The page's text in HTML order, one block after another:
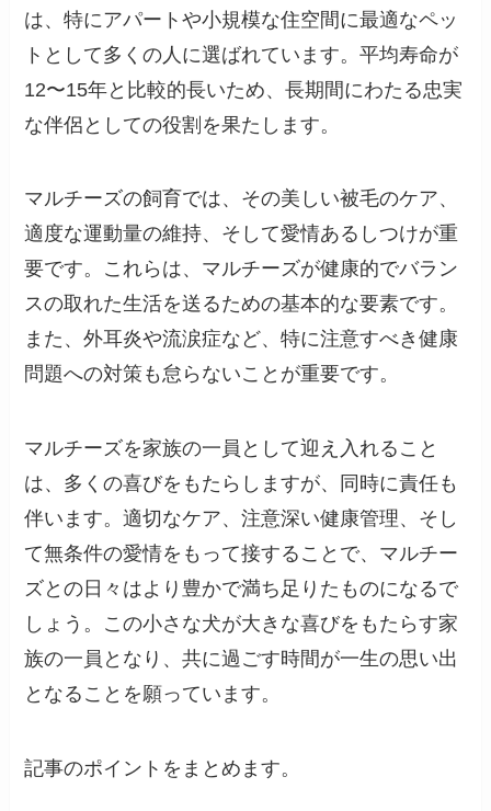
は、特にアパートや小規模な住空間に最適なペッ
トとして多くの人に選ばれています。平均寿命が
12〜15年と比較的長いため、長期間にわたる忠実
な伴侶としての役割を果たします。
マルチーズの飼育では、その美しい被毛のケア、
適度な運動量の維持、そして愛情あるしつけが重
要です。これらは、マルチーズが健康的でバラン
スの取れた生活を送るための基本的な要素です。
また、外耳炎や流涙症など、特に注意すべき健康
問題への対策も怠らないことが重要です。
マルチーズを家族の一員として迎え入れること
は、多くの喜びをもたらしますが、同時に責任も
伴います。適切なケア、注意深い健康管理、そし
て無条件の愛情をもって接することで、マルチー
ズとの日々はより豊かで満ち足りたものになるで
しょう。この小さな犬が大きな喜びをもたらす家
族の一員となり、共に過ごす時間が一生の思い出
となることを願っています。
記事のポイントをまとめます。